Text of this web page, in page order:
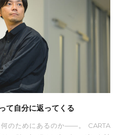
て自分に返ってくる
のためにあるのか——。 CARTA